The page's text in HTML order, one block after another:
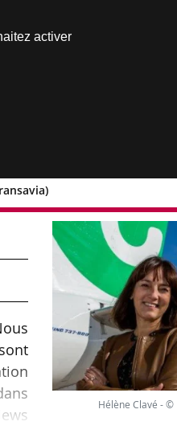
Hélène Clavé - ©
activer